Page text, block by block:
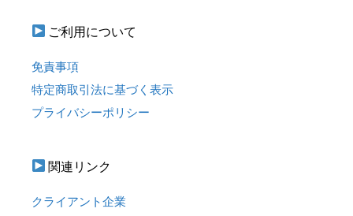
ご利用について
免責事項
特定商取引法に基づく表示
プライバシーポリシー
関連リンク
クライアント企業